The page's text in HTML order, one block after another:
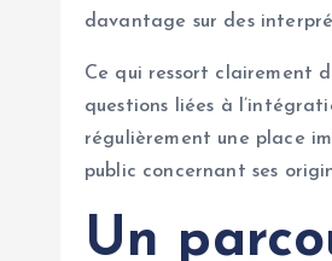
davantage sur des
Ce qui ressort clairement
questions liées à
régulièrement une place
public concernant ses
Un